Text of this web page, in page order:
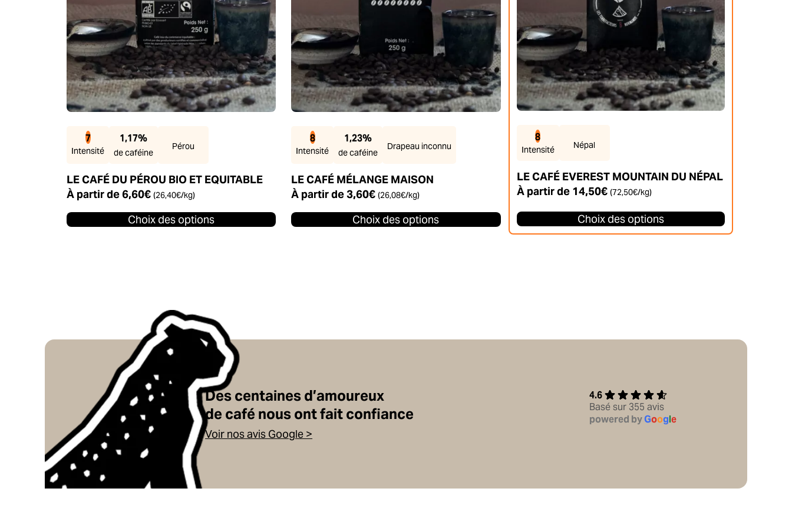
7
Intensité
1,17%
de caféine
Pérou
LE CAFÉ DU PÉROU BIO ET EQUITABLE
À partir de6,60€ (26,40€/kg)
Choix des options
produit
8
Intensité
1,23%
de caféine
Drapeau inconnu
LE CAFÉ MÉLANGE MAISON
À partir de3,60€ (26,08€/kg)
Choix des options
8
Intensité Népal
LE CAFÉ EVEREST MOUNTAIN DU NÉPAL
À partir de 14,50€ (72,50€/kg)
Choix des options
produit
Des centaines d’amoureux
de café nous ont fait confiance
Voir nos avis Google >
4.6
Basé sur 355 avis
powered byGoogle